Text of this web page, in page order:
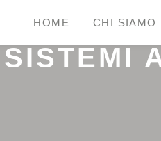
HOME CHI SIAMO
SISTEMI